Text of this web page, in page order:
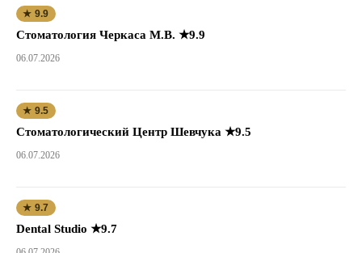
★ 9.9
Стоматология Черкаса М.В. ★9.9
06.07.2026
★ 9.5
Стоматологический Центр Шевчука ★9.5
06.07.2026
★ 9.7
Dental Studio ★9.7